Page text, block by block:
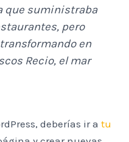
que suministraba
pero
en
Recio, el mar
deberías ir atu